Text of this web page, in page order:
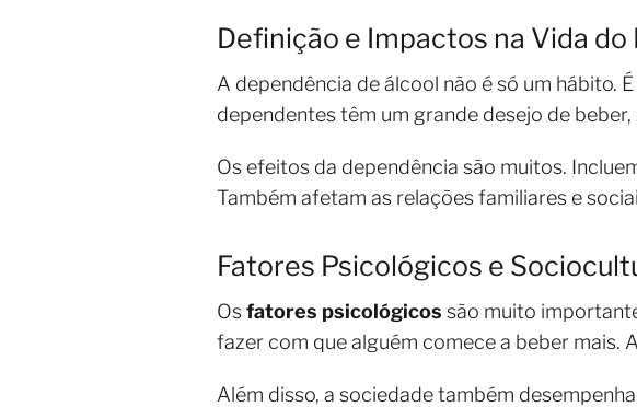
Definição e Impactos na Vida
A dependência de álcool não é só um hábito.
dependentes têm um grande desejo de
Os efeitos da dependência são muitos.
Também afetam as relações familiares e
Fatores Psicológicos e
Osfatores psicológicos são muito
fazer com que alguém comece a beber mais.
Além disso, a sociedade também